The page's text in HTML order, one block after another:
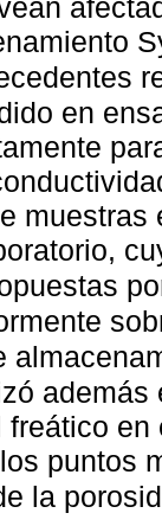
en
puntos
la